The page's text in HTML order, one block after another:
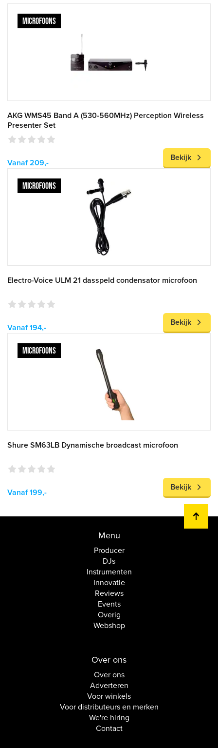
MICROFOONS
AKG WMS45 Band A (530-560MHz) Perception Wireless
Presenter Set
Vanaf 209,-
Bekijk
MICROFOONS
Electro-Voice ULM 21 dasspeld condensator microfoon
Vanaf 194,-
Bekijk
MICROFOONS
Shure SM63LB Dynamische broadcast microfoon
Vanaf 199,-
Bekijk
Menu
Producer
DJs
Instrumenten
Innovatie
Reviews
Events
Overig
Webshop
Over ons
Over ons
Adverteren
Voor winkels
Voor distributeurs en merken
We're hiring
Contact